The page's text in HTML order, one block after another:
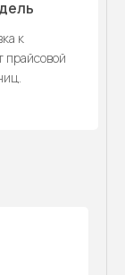
к
прайсовой